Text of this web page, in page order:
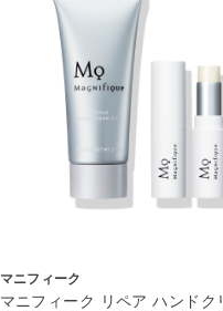
マニフィーク
マニフィーク リペア ハンドク